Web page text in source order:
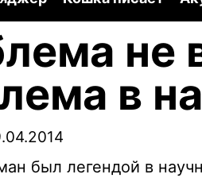
не
в
был легендой в